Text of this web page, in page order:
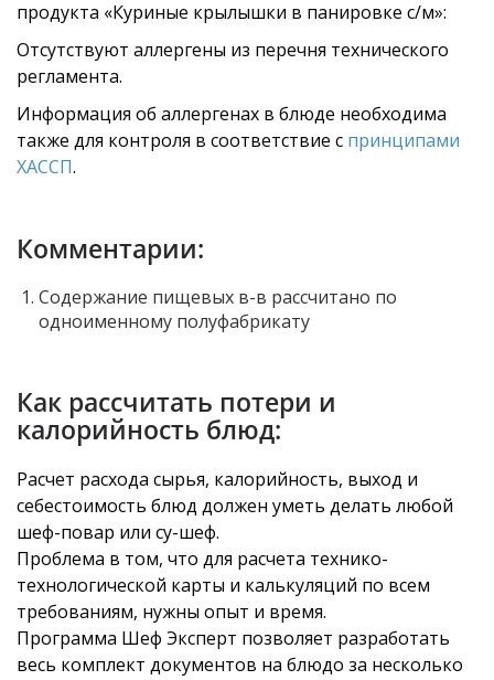
продукта «Куриные крылышки в панировке с/м»:
Отсутствуют аллергены из перечня технического
регламента.
Информация об аллергенах в блюде необходима
также для контроля в соответствие с принципами
ХАССП.
Комментарии:
Содержание пищевых в-в рассчитано по
одноименному полуфабрикату
Как рассчитать потери и
калорийность блюд:
Расчет расхода сырья, калорийность, выход и
себестоимость блюд должен уметь делать любой
шеф-повар или су-шеф.
Проблема в том, что для расчета технико-
технологической карты и калькуляций по всем
требованиям, нужны опыт и время.
Программа Шеф Эксперт позволяет разработать
весь комплект документов на блюдо за несколько